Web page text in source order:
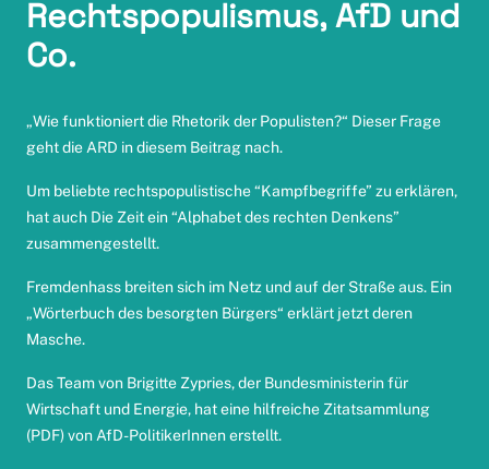
Rechtspopulismus, AfD und
Co.
„Wie funktioniert die Rhetorik der Populisten?“ Dieser Frage
geht die ARD in diesem Beitrag nach.
Um beliebte rechtspopulistische “Kampfbegriffe” zu erklären,
hat auch Die Zeit ein “Alphabet des rechten Denkens”
zusammengestellt.
Fremdenhass breiten sich im Netz und auf der Straße aus. Ein
„Wörterbuch des besorgten Bürgers“ erklärt jetzt deren
Masche.
Das Team von Brigitte Zypries, der Bundesministerin für
Wirtschaft und Energie, hat eine hilfreiche Zitatsammlung
(PDF) von AfD-PolitikerInnen erstellt.